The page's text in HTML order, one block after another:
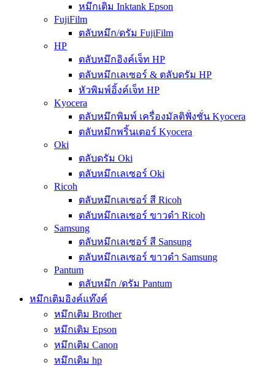
หมึกเติม Inktank Epson
FujiFilm
ตลับหมึก/ดรัม FujiFilm
HP
ตลับหมึกอิงค์เจ็ท HP
ตลับหมึกเลเซอร์ & ตลับดรัม HP
หัวพิมพ์อิ้งค์เจ็ท HP
Kyocera
ตลับหมึกพิมพ์ เครื่องมัลติฟั่งชั่น Kyocera
ตลับหมึกพริ้นเตอร์ Kyocera
Oki
ตลับดรัม Oki
ตลับหมึกเลเซอร์ Oki
Ricoh
ตลับหมึกเลเซอร์ สี Ricoh
ตลับหมึกเลเซอร์ ขาวดำ Ricoh
Samsung
ตลับหมึกเลเซอร์ สี Sansung
ตลับหมึกเลเซอร์ ขาวดำ Samsung
Pantum
ตลับหมึก /ดรัม Pantum
หมึกเติมอิงค์แท๊งค์
หมึกเติม Brother
หมึกเติม Epson
หมึกเติม Canon
หมึกเติม hp